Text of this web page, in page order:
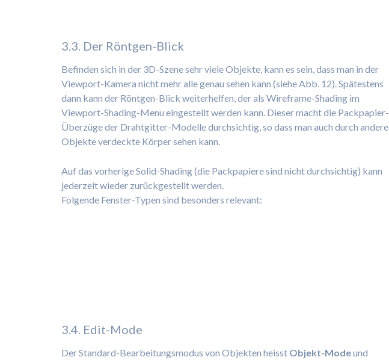
3.3. Der Röntgen-Blick
Befinden sich in der 3D-Szene sehr viele Objekte, kann es sein, dass man in der
Viewport-Kamera nicht mehr alle genau sehen kann (siehe Abb. 12). Spätestens
dann kann der Röntgen-Blick weiterhelfen, der als Wireframe-Shading im
Viewport-Shading-Menu eingestellt werden kann. Dieser macht die Packpapier-
Überzüge der Drahtgitter-Modelle durchsichtig, so dass man auch durch andere
Objekte verdeckte Körper sehen kann.
Auf das vorherige Solid-Shading (die Packpapiere sind nicht durchsichtig) kann
jederzeit wieder zurückgestellt werden.
Folgende Fenster-Typen sind besonders relevant:
3.4. Edit-Mode
Der Standard-Bearbeitungsmodus von Objekten heisst Objekt-Modeund